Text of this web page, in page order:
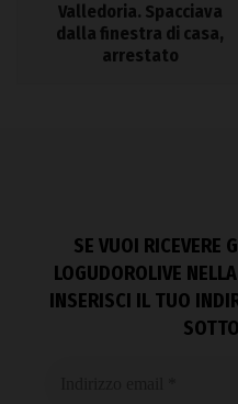
Valledoria. Spacciava
dalla finestra di casa,
arrestato
SE VUOI RICEVERE
LOGUDOROLIVE
INSERISCI IL TUO